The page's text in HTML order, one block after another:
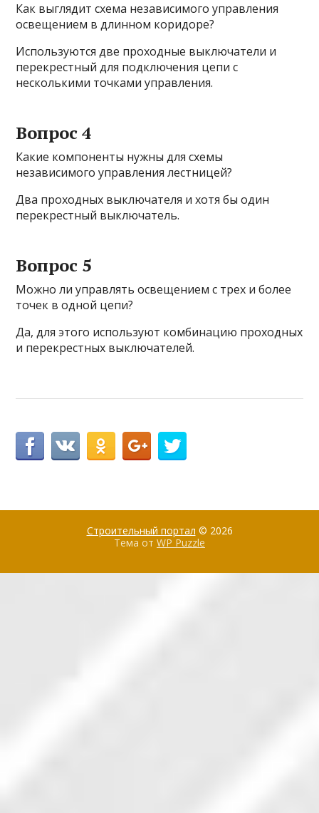
Как выглядит схема независимого управления
освещением в длинном коридоре?
Используются две проходные выключатели и
перекрестный для подключения цепи с
несколькими точками управления.
Вопрос 4
Какие компоненты нужны для схемы
независимого управления лестницей?
Два проходных выключателя и хотя бы один
перекрестный выключатель.
Вопрос 5
Можно ли управлять освещением с трех и более
точек в одной цепи?
Да, для этого используют комбинацию проходных
и перекрестных выключателей.
Строительный портал © 2026
Тема от WP Puzzle